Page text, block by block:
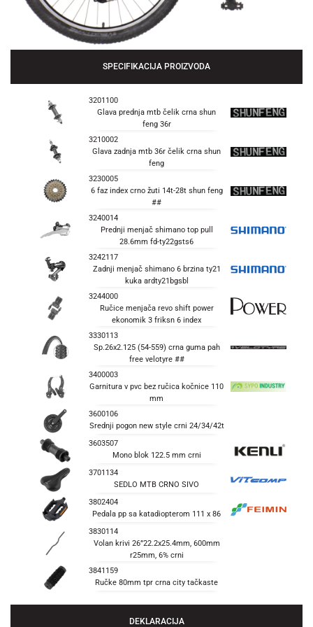
SPECIFIKACIJA PROIZVODA
3201100
Glava prednja mtb čelik crna shun
feng 36r
3210002
Glava zadnja mtb 36r čelik crna shun
feng
3230005
6 faz index crno žuti 14t-28t shun feng
##
3240014
Prednji menjač shimano top pull
28.6mm fd-ty22gsts6
3242117
Zadnji menjač shimano 6 brzina ty21
kuka ardty21bgsbl
3244000
Ručice menjača revo shift power
ekonomik 3 friksn 6 index
3330113
Sp.26x2.125 (54-559) crna guma pah
free velotyre ##
3400003
Garnitura v pvc bez ručica kočnice 110
mm
3600106
Srednji pogon new style crni 24/34/42t
3603507
Mono blok 122.5 mm crni
3701134
SEDLO MTB CRNO SIVO
3802404
Pedala pp sa katadiopterom 111 x 86
3830114
Volan krivi 26”22.2x25.4mm, 600mm
r25mm, 6% crni
3841159
Ručke 80mm tpr crna city tačkaste
DEKLARACIJA